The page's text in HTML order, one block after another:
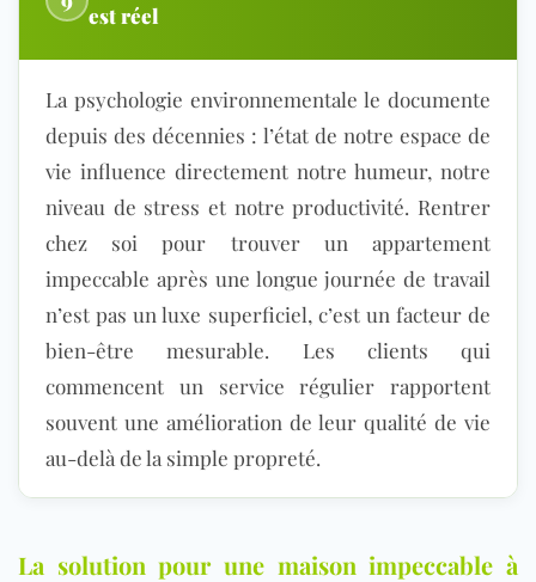
est réel
La psychologie environnementale le documente
depuis des décennies : l’état de notre espace de
vie influence directement notre humeur, notre
niveau de stress et notre productivité. Rentrer
chez soi pour trouver un appartement
impeccable après une longue journée de travail
n’est pas un luxe superficiel, c’est un facteur de
bien-être mesurable. Les clients qui
commencent un service régulier rapportent
souvent une amélioration de leur qualité de vie
au-delà de la simple propreté.
La solution pour une maison impeccable à